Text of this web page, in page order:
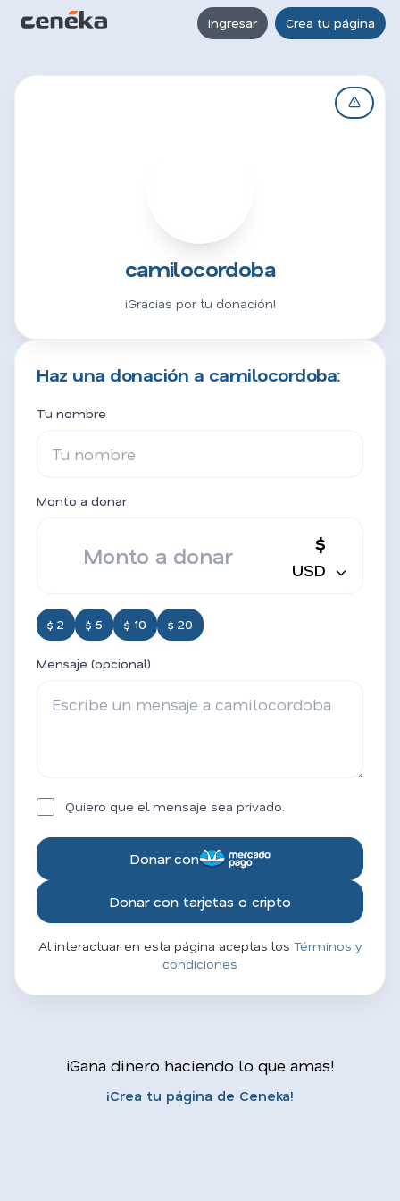
Ingresar Crea tu página
camilocordoba
¡Gracias por tu donación!
Haz una donación a camilocordoba:
Tu nombre
Monto a donar
$
USD
$ 2 $ 5 $ 10 $ 20
Mensaje (opcional)
Quiero que el mensaje sea privado.
Donar con
Donar con tarjetas o cripto
Al interactuar en esta página aceptas los Términos y
condiciones
¡Gana dinero haciendo lo que amas!
¡Crea tu página de Ceneka!